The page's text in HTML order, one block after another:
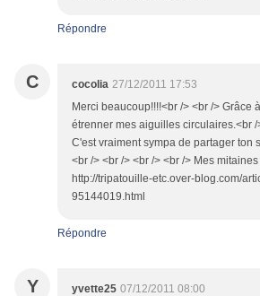
Répondre
C cocolia 27/12/2011 17:53
Merci beaucoup!!!!<br /> <br /> Grâce
étrenner mes aiguilles circulaires.<br /
C'est vraiment sympa de partager ton
<br /> <br /> <br /> <br /> Mes
http://tripatouille-etc.over-blog.com/
95144019.html
Répondre
Y yvette25 07/12/2011 08:00